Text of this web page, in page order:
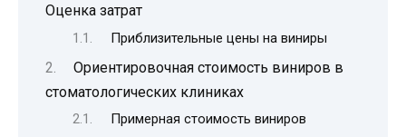
Оценка затрат
Приблизительные цены на виниры
Ориентировочная стоимость виниров в
стоматологических клиниках
Примерная стоимость виниров